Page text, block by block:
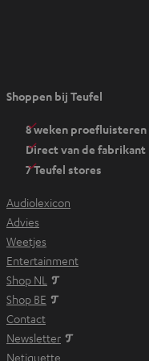
p
n
i
e
u
w
e
t
a
Shoppen bij Teufel
8 weken proefluisteren
Direct van de fabrikant
7 Teufel stores
Audiolexicon
Advies
Weetjes
Entertainment
Shop NL
Shop BE
Contact
Newsletter
Netiquette